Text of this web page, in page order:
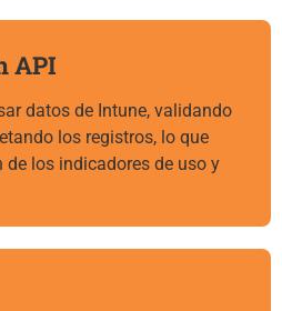
API
datos de Intune, validando
los registros, lo que
los indicadores de uso y